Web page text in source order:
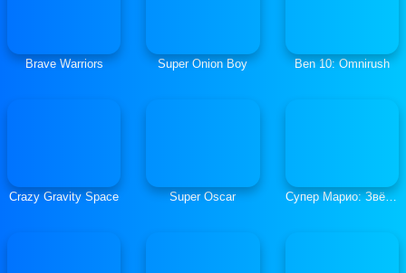
Brave Warriors Super Onion Boy Ben 10: Omnirush
Crazy Gravity Space Super Oscar Супер Марио: Звёзды Египта